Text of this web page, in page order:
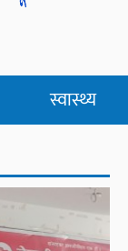
स्वास्थ्य